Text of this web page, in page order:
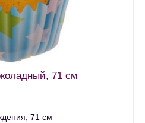
71 см
71 см